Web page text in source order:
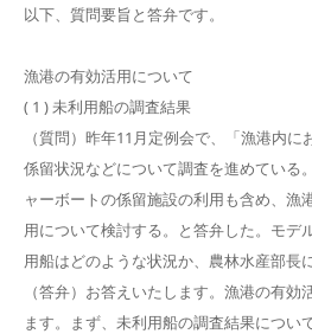
以下、質問要旨と答弁です。
漁港の有効活用について
( 1 ) 未利用船の調査結果
（質問）昨年11月定例会で、「漁港内
係留状況などについて調査を進めている
ャーボートの係留施設の利用も含め、漁
用について検討する。と答弁した。モデ
用船はどのような状況か、農林水産部長
（答弁）お答えいたします。漁港の有効
ます。まず、未利用船の調査結果につい